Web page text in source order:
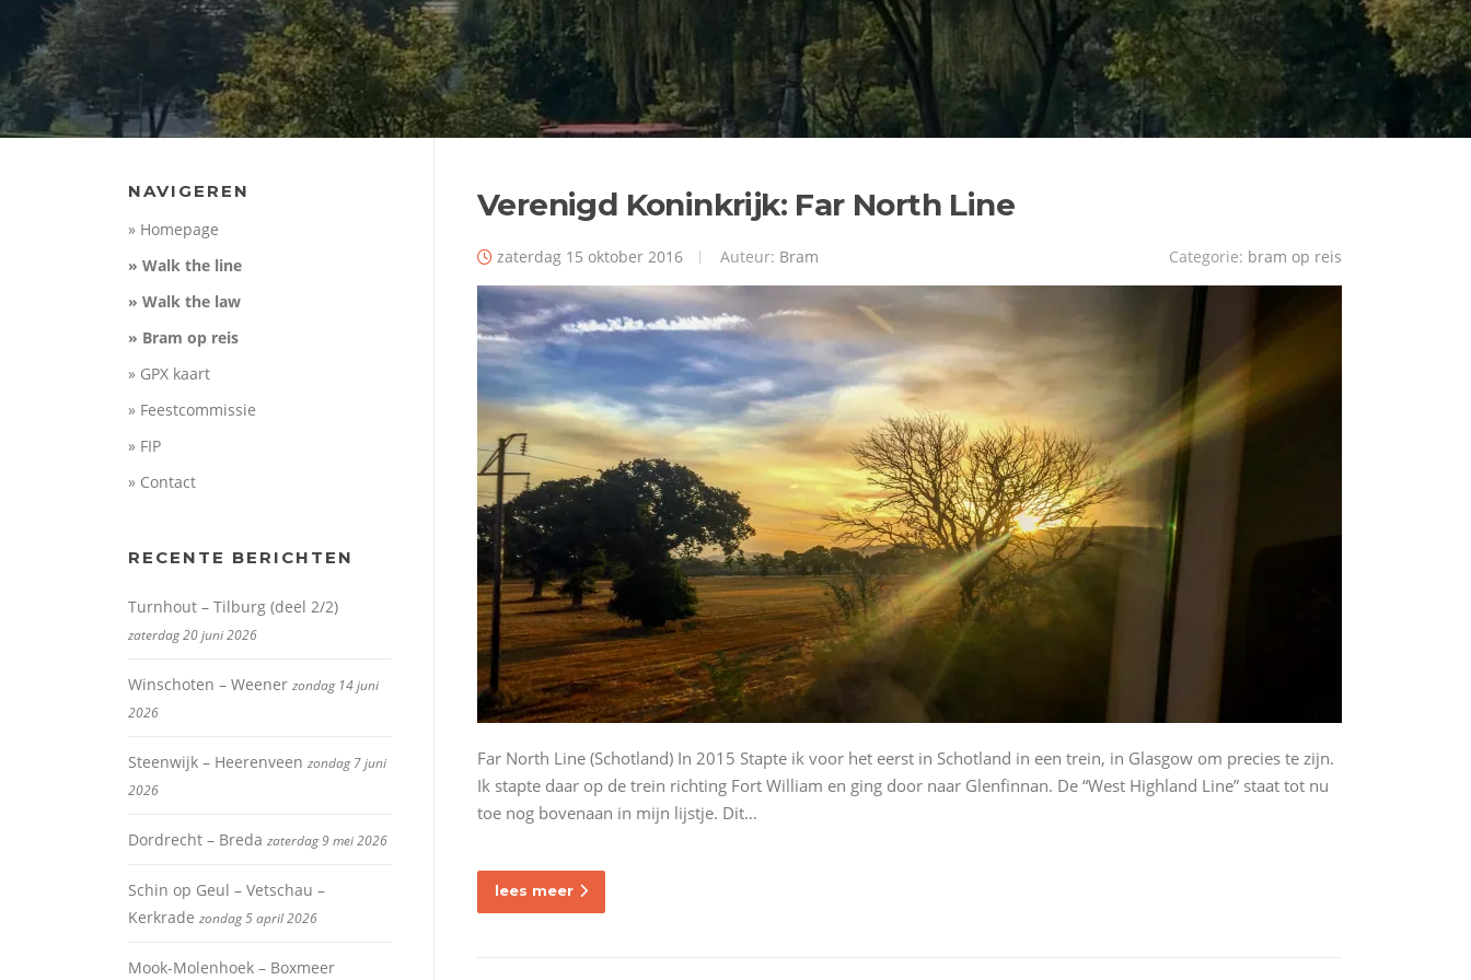
Verenigd Koninkrijk: Far North Line
zaterdag 15 oktober 2016 Auteur: Bram Categorie: bram op reis
Far North Line (Schotland) In 2015 Stapte ik voor het eerst in Schotland in een trein, in Glasgow om precies te zijn.
Ik stapte daar op de trein richting Fort William en ging door naar Glenfinnan. De “West Highland Line” staat tot nu
toe nog bovenaan in mijn lijstje. Dit…
lees meer
NAVIGEREN
» Homepage
» Walk the line
» Walk the law
» Bram op reis
» GPX kaart
» Feestcommissie
» FIP
» Contact
RECENTE BERICHTEN
Turnhout – Tilburg (deel 2/2)
zaterdag 20 juni 2026
Winschoten – Weener zondag 14 juni
2026
Steenwijk – Heerenveen zondag 7 juni
2026
Dordrecht – Breda zaterdag 9 mei 2026
Schin op Geul – Vetschau –
Kerkrade zondag 5 april 2026
Mook-Molenhoek – Boxmeer